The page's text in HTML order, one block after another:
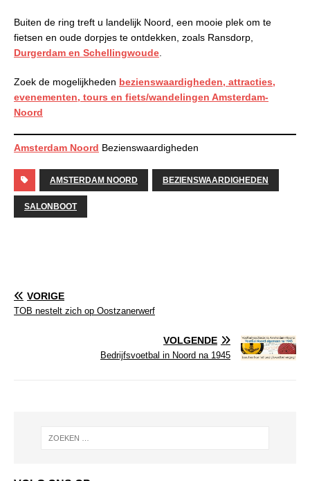
Buiten de ring treft u landelijk Noord, een mooie plek om te
fietsen en oude dorpjes te ontdekken, zoals Ransdorp,
Durgerdam en Schellingwoude.
Zoek de mogelijkheden bezienswaardigheden, attracties,
evenementen, tours en fiets/wandelingen Amsterdam-
Noord
Amsterdam Noord Bezienswaardigheden
AMSTERDAM NOORD BEZIENSWAARDIGHEDEN
SALONBOOT
VORIGE
TOB nestelt zich op Oostzanerwerf
VOLGENDE
Bedrijfsvoetbal in Noord na 1945